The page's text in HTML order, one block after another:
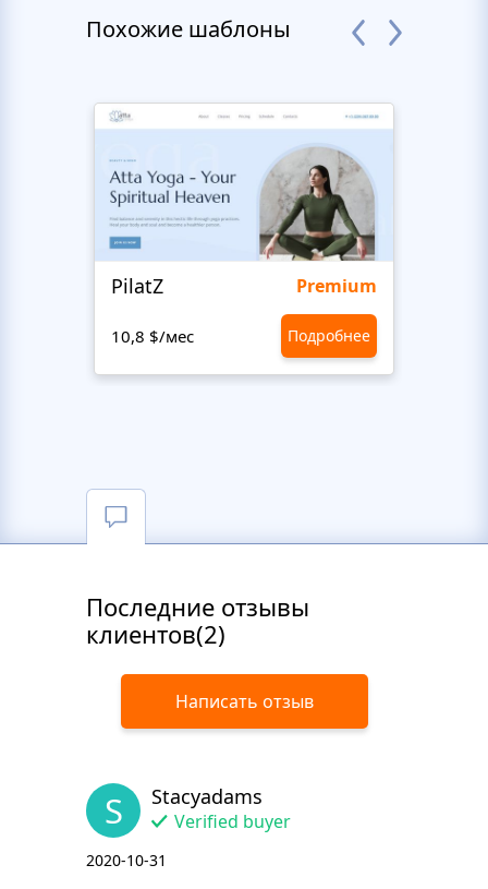
Похожие шаблоны
PilatZ Premium
10,8 $/мес Подробнее
Последние отзывы
клиентов(2)
Написать отзыв
S Stacyadams
Verified buyer
2020-10-31